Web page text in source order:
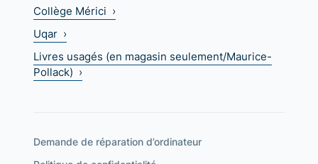
Collège Mérici ›
Uqar ›
Livres usagés (en magasin seulement/Maurice-
Pollack) ›
Demande de réparation d’ordinateur